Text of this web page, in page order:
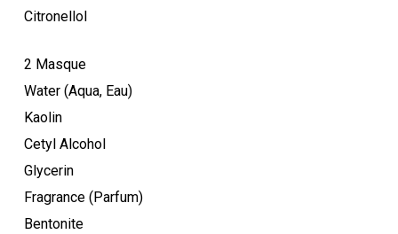
Citronellol
2 Masque
Water (Aqua, Eau)
Kaolin
Cetyl Alcohol
Glycerin
Fragrance (Parfum)
Bentonite